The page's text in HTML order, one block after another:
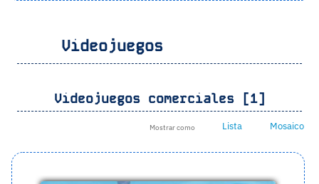
Videojuegos
Videojuegos comerciales [1]
Mostrar como Lista Mosaico